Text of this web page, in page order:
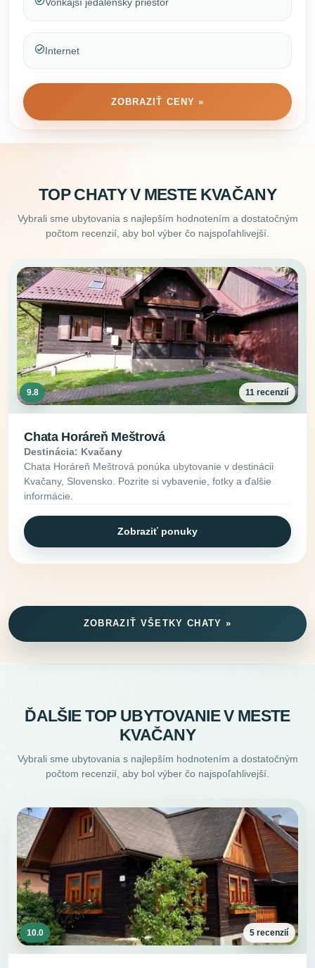
Internet
ZOBRAZIŤ CENY »
TOP CHATY V MESTE KVAČANY
Vybrali sme ubytovania s najlepším hodnotením a dostatočným
počtom recenzií, aby bol výber čo najspoľahlivejší.
9.8 11 recenzií
Chata Horáreň Meštrová
Destinácia: Kvačany
Chata Horáreň Meštrová ponúka ubytovanie v destinácii
Kvačany, Slovensko. Pozrite si vybavenie, fotky a ďalšie
informácie.
Zobraziť ponuky
ZOBRAZIŤ VŠETKY CHATY »
ĎALŠIE TOP UBYTOVANIE V MESTE
KVAČANY
Vybrali sme ubytovania s najlepším hodnotením a dostatočným
počtom recenzií, aby bol výber čo najspoľahlivejší.
10.0 5 recenzií